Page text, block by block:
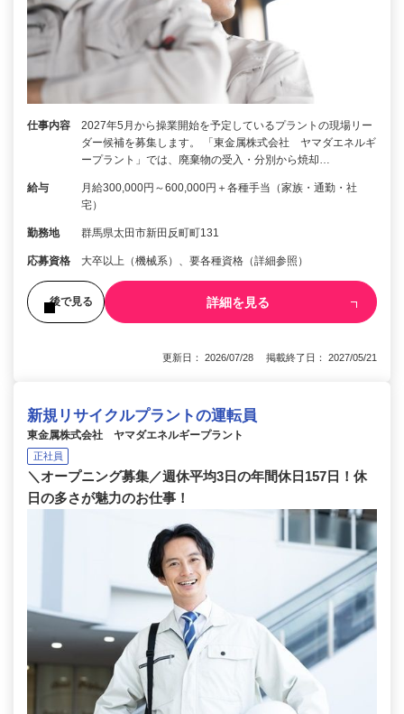
仕事内容
2027年5月から操業開始を予定しているプラントの現場リー
ダー候補を募集します。 「東金属株式会社 ヤマダエネルギ
ープラント」では、廃棄物の受入・分別から焼却…
給与
月給300,000円～600,000円＋各種手当（家族・通勤・社
宅）
勤務地 群馬県太田市新田反町町131
応募資格 大卒以上（機械系）、要各種資格（詳細参照）
後で見る 詳細を見る
更新日： 2026/07/28 掲載終了日： 2027/05/21
新規リサイクルプラントの運転員
東金属株式会社 ヤマダエネルギープラント
正社員
＼オープニング募集／週休平均3日の年間休日157日！休
日の多さが魅力のお仕事！